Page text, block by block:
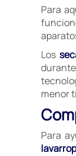
Para
Los
menor
Para